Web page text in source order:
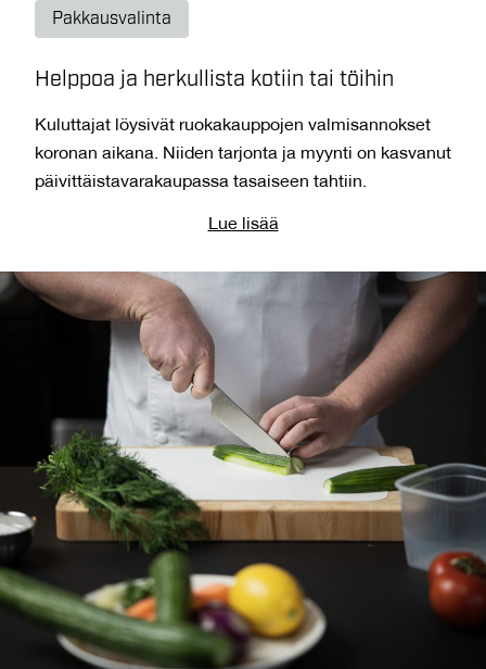
Pakkausvalinta
Helppoa ja herkullista kotiin tai töihin
Kuluttajat löysivät ruokakauppojen valmisannokset
koronan aikana. Niiden tarjonta ja myynti on kasvanut
päivittäistavarakaupassa tasaiseen tahtiin.
Lue lisää